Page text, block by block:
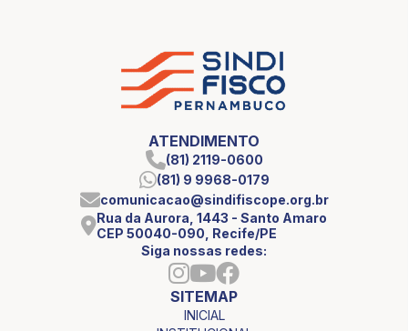
ATENDIMENTO
(81) 2119-0600
(81) 9 9968-0179
comunicacao@sindifiscope.org.br
Rua da Aurora, 1443 - Santo Amaro
CEP 50040-090, Recife/PE
Siga nossas redes:
SITEMAP
INICIAL